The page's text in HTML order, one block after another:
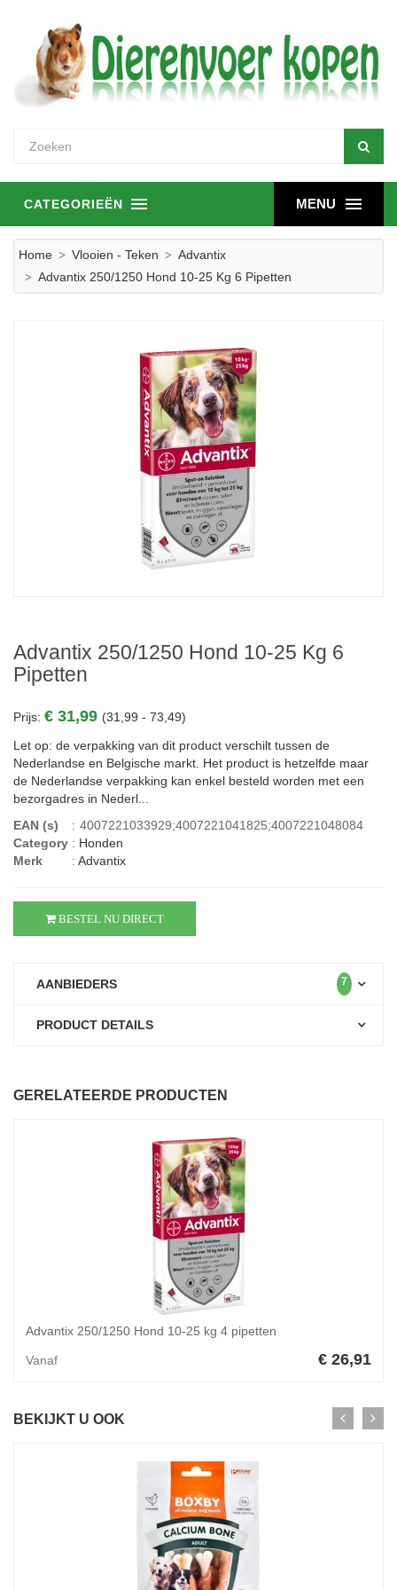
MENU
CATEGORIEËN
Home Vlooien - Teken
Advantix
Advantix 250/1250 Hond 10-25 Kg 6 Pipetten
Advantix 250/1250 Hond 10-25 Kg 6
Pipetten
Prijs: € 31,99 (31,99 - 73,49)
Let op: de verpakking van dit product verschilt tussen de
Nederlandse en Belgische markt. Het product is hetzelfde maar
de Nederlandse verpakking kan enkel besteld worden met een
bezorgadres in Nederl...
EAN (s)
: 4007221033929;4007221041825;4007221048084
Category : Honden
Merk
: Advantix
BESTEL NU DIRECT
AANBIEDERS 7
PRODUCT DETAILS
GERELATEERDE PRODUCTEN
Advantix 250/1250 Hond 10-25 kg 4 pipetten
Vanaf € 26,91
BEKIJKT U OOK